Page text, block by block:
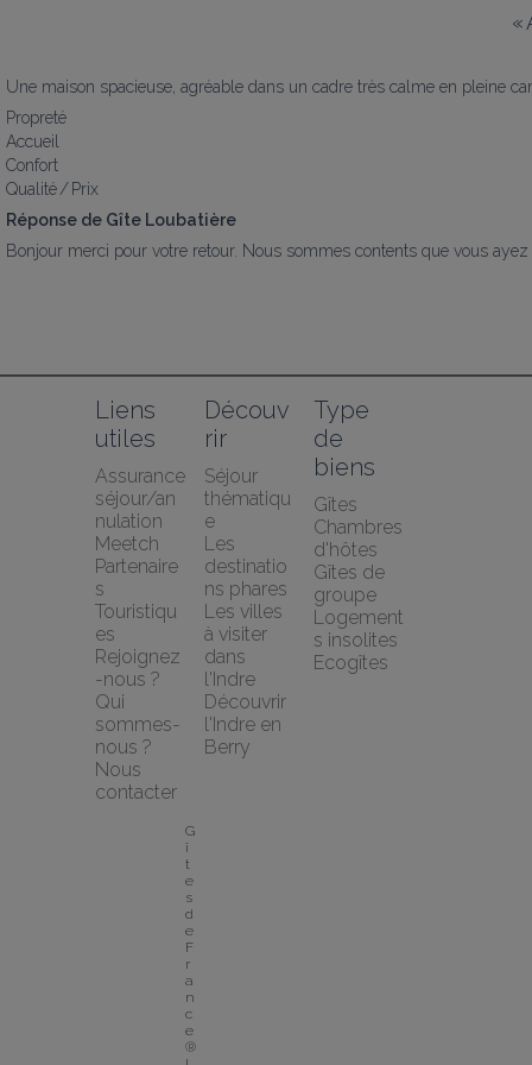
«
Une maison spacieuse, agréable dans un cadre très calme en pleine
Propreté
Accueil
Confort
Qualité / Prix
Réponse de Gîte Loubatière
Bonjour merci pour votre retour. Nous sommes contents que vous
Liens
utiles
Assurance
séjour/an
nulation
Meetch
Partenaire
s
Touristiqu
es
Rejoignez
-nous ?
Qui
sommes-
nous ?
Nous
contacter
Découv
rir
Séjour
thématiqu
e
Les
destinatio
ns phares
Les villes
à visiter
dans
l'Indre
Découvrir
l'Indre en
Berry
Type
de
biens
Gîtes
Chambres
d'hôtes
Gîtes de
groupe
Logement
s insolites
Ecogîtes
G
î
t
e
s
d
e
F
r
a
n
c
e
®